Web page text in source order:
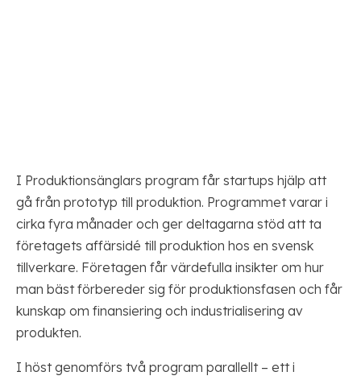
I Produktionsänglars program får startups hjälp att
gå från prototyp till produktion. Programmet varar i
cirka fyra månader och ger deltagarna stöd att ta
företagets affärsidé till produktion hos en svensk
tillverkare. Företagen får värdefulla insikter om hur
man bäst förbereder sig för produktionsfasen och får
kunskap om finansiering och industrialisering av
produkten.
I höst genomförs två program parallellt – ett i